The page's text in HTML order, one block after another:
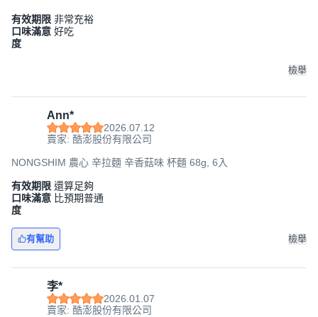
有效期限 非常充裕
口味滿意
度
好吃
檢舉
Ann*
2026.07.12
賣家: 酷澎股份有限公司
NONGSHIM 農心 辛拉麵 辛香菇味 杯麵 68g, 6入
有效期限 還算足夠
口味滿意
度
比預期普通
有幫助 檢舉
李*
2026.01.07
賣家: 酷澎股份有限公司